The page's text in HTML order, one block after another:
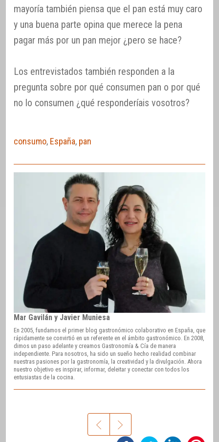
mayoría también piensa que el pan está muy caro
y una buena parte opina que merece la pena
pagar más por un pan mejor ¿pero se hace?
Los entrevistados también responden a la
pregunta sobre por qué consumen pan o por qué
no lo consumen ¿qué responderíais vosotros?
consumo, España, pan
Mar Gavilán y Javier Muniesa
En 2005, fundamos el primer blog gastronómico colaborativo en España, que
rápidamente se convirtió en un referente en el ámbito gastronómico. En 2008,
dimos un paso adelante y creamos Gastronomía & Cía de manera
independiente. Para nosotros, ha sido un sueño hecho realidad combinar
nuestras pasiones por la gastronomía, la creatividad y la divulgación. Ahora
nuestro objetivo es inspirar, informar, deleitar y conectar con todos los
entusiastas de la cocina.